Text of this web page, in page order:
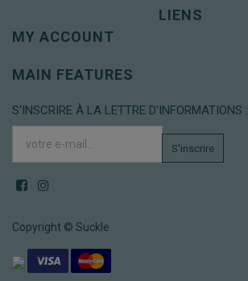
LIENS
MY ACCOUNT
MAIN FEATURES
S'INSCRIRE À LA LETTRE D'INFORMATIONS :
S'inscrire
Copyright © Suckle